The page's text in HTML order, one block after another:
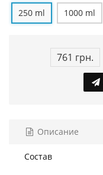
250 ml
1000 ml
761 грн.
Описание
Состав